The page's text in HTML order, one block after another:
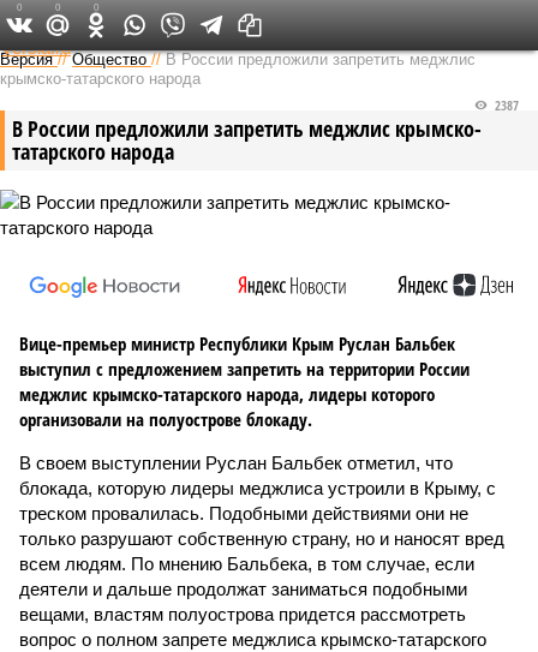
Федеральный выпуск
Версия //Общество //В России предложили запретить меджлис
крымско-татарского народа
В России предложили запретить меджлис крымско-
татарского народа
2387
Вице-премьер министр Республики Крым Руслан Бальбек
выступил с предложением запретить на территории России
меджлис крымско-татарского народа, лидеры которого
организовали на полуострове блокаду.
В своем выступлении Руслан Бальбек отметил, что
блокада, которую лидеры меджлиса устроили в Крыму, с
треском провалилась. Подобными действиями они не
только разрушают собственную страну, но и наносят вред
всем людям. По мнению Бальбека, в том случае, если
деятели и дальше продолжат заниматься подобными
вещами, властям полуострова придется рассмотреть
вопрос о полном запрете меджлиса крымско-татарского
0 0 0